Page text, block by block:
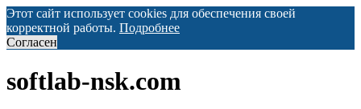
Этот сайт использует cookies для обеспечения своей
корректной работы. Подробнее
Согласен
softlab-nsk.com